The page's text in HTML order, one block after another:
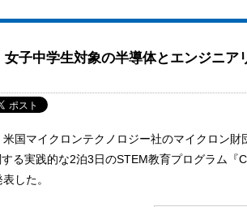
子中学生対象の半導体とエンジニア
国マイクロンテクノロジー社のマイクロン財
る実践的な2泊3日のSTEM教育プログラム『
した。